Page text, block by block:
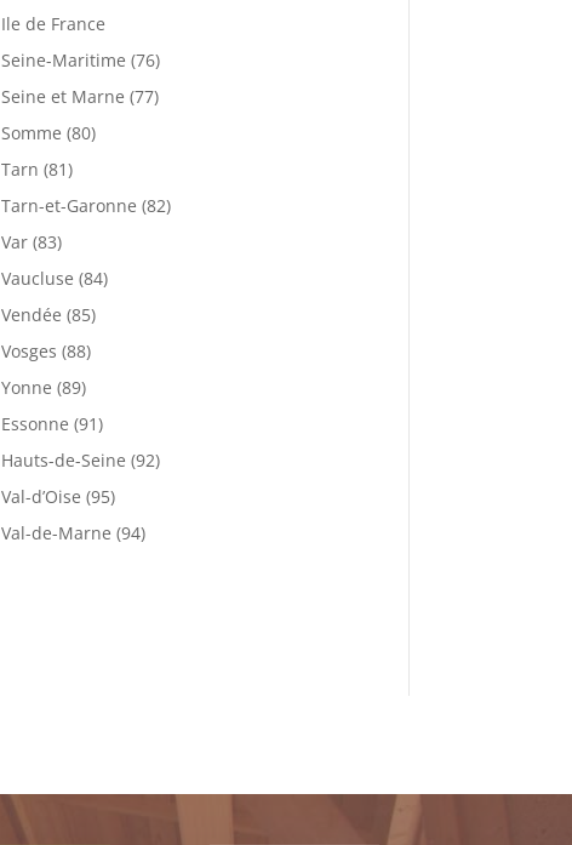
Ile de France
Seine-Maritime (76)
Seine et Marne (77)
Somme (80)
Tarn (81)
Tarn-et-Garonne (82)
Var (83)
Vaucluse (84)
Vendée (85)
Vosges (88)
Yonne (89)
Essonne (91)
Hauts-de-Seine (92)
Val-d’Oise (95)
Val-de-Marne (94)